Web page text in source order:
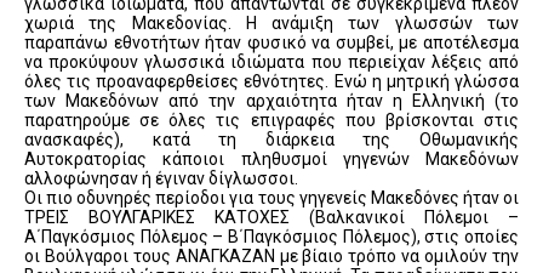
χωριά της Μακεδονίας. Η ανάμιξη των γλωσσών των
παραπάνω εθνοτήτων ήταν φυσικό να συμβεί, με αποτέλεσμα
να προκύψουν γλωσσικά ιδιώματα που περιείχαν λέξεις από
όλες τις προαναφερθείσες εθνότητες. Ενώ η μητρική γλώσσα
των Μακεδόνων από την αρχαιότητα ήταν η Ελληνική (το
παρατηρούμε σε όλες τις επιγραφές που βρίσκονται στις
ανασκαφές), κατά τη διάρκεια της Οθωμανικής
Αυτοκρατορίας κάποιοι πληθυσμοί γηγενών Μακεδόνων
αλλοφώνησαν ή έγιναν δίγλωσσοι.
Οι πιο οδυνηρές περίοδοι για τους γηγενείς Μακεδόνες ήταν οι
ΤΡΕΙΣ ΒΟΥΛΓΑΡΙΚΕΣ ΚΑΤΟΧΕΣ (Βαλκανικοί Πόλεμοι –
Α΄Παγκόσμιος Πόλεμος – Β΄Παγκόσμιος Πόλεμος), στις οποίες
οι Βούλγαροι τους ΑΝΑΓΚΑΖΑΝ με βίαιο τρόπο να ομιλούν την